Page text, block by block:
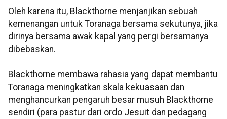
Oleh karena itu, Blackthorne menjanjikan sebuah
kemenangan untuk Toranaga bersama sekutunya, jika
dirinya bersama awak kapal yang pergi bersamanya
dibebaskan.
Blackthorne membawa rahasia yang dapat membantu
Toranaga meningkatkan skala kekuasaan dan
menghancurkan pengaruh besar musuh Blackthorne
sendiri (para pastur dari ordo Jesuit dan pedagang